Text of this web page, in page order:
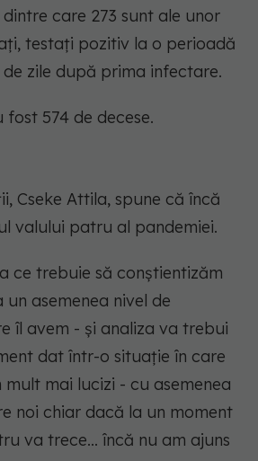
dintre care 273 sunt ale unor
testați pozitiv la o perioadă
de zile după prima infectare.
fost 574 de decese.
Cseke Attila, spune că încă
valului patru al pandemiei.
ce trebuie să conștientizăm
asemenea nivel de
îl avem - și analiza va trebui
dat într-o situație în care
mai lucizi - cu asemenea
noi chiar dacă la un moment
va trece... încă nu am ajuns